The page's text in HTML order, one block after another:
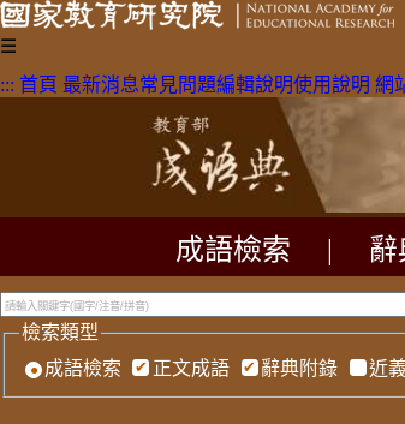
☰
::: 首頁 最新消息常見問題編輯說明使用說明 網
成語檢索
檢索類型
成語檢索
正文成語 辭典附錄 近